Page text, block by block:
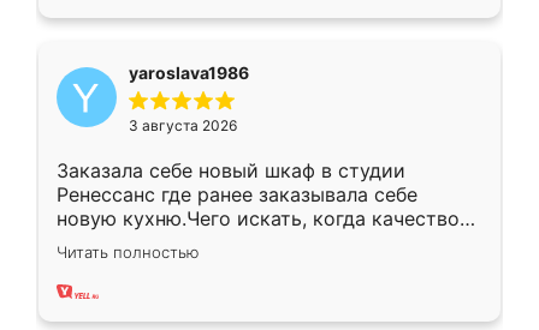
yaroslava1986
3 августа 2026
Заказала себе новый шкаф в студии
Ренессанс где ранее заказывала себе
новую кухню.Чего искать, когда качеством
вполне довольна. Служит кухня уже почти
два года, нареканий нет.
Читать полностью